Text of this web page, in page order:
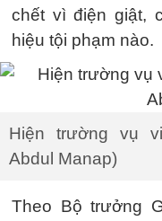
chết vì điện giật,
hiệu tội phạm nào.
Hiện trường vụ
Abdul Manap)
Theo Bộ trưởng